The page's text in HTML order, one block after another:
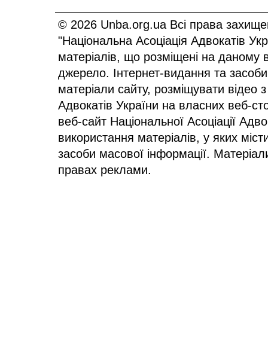
© 2026 Unba.org.ua Всі права
"Національна Асоціація Адвокатів
матеріалів, що розміщені на даному
джерело. Інтернет-видання та
матеріали сайту, розміщувати відео
Адвокатів України на власних веб-
веб-сайт Національної Асоціації
використання матеріалів, у яких
засоби масової інформації.
правах реклами.